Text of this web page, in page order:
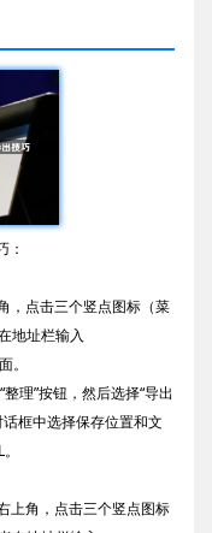
：
，点击三个竖点图标（菜
地址栏输入
。
理”按钮，然后选择“导出
框中选择保存位置和文
上角，点击三个竖点图标